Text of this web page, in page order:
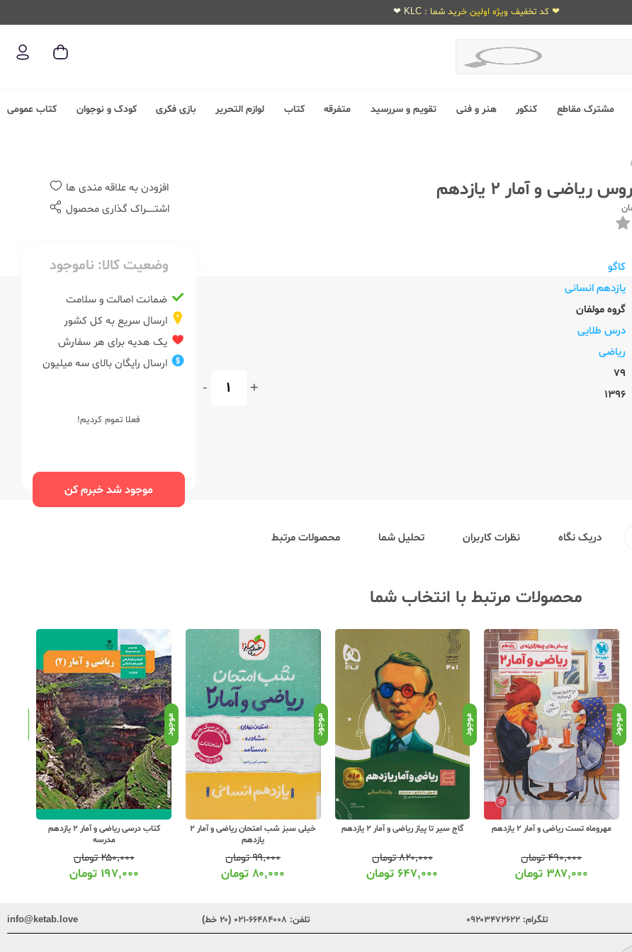
❤ کد تخفیف ویژه اولین خرید شما : KLC ❤
مشترک مقاطع کنکور هنر و فنی تقویم و سررسید متفرقه کتاب لوازم التحریر بازی فکری کودک و نوجوان کتاب عمومی
و آمار 2 یازدهم
کاگو
یازدهم انسانی
گروه مولفان
درس طلایی
ریاضی
79
1396
+
-
افزودن به علاقه مندی ها
اشتــــــراک گذاری محصول
وضعیت کالا: ناموجود
ضمانت اصالت و سلامت
ارسال سریع به کل کشور
یک هدیه برای هر سفارش
ارسال رایگان بالای سه میلیون
فعلا تموم کردیم!
موجود شد خبرم کن
دریک نگاه نظرات کاربران تحلیل شما محصولات مرتبط
محصولات مرتبط با انتخاب شما
موجود
مهروماه تست ریاضی و آمار 2 یازدهم
۴۹۰,۰۰۰تومان
۳۸۷,۰۰۰ تومان
موجود
گاج سیر تا پیاز ریاضی و آمار 2 یازدهم
۸۲۰,۰۰۰تومان
۶۴۷,۰۰۰تومان
موجود
خیلی سبز شب امتحان ریاضی و آمار 2
یازدهم
۹۹,۰۰۰تومان
۸۰,۰۰۰تومان
موجود
کتاب درسی ریاضی و آمار 2 یازدهم
مدرسه
۲۵۰,۰۰۰تومان
۱۹۷,۰۰۰ تومان
تلگرام: ۰۹۲۰۳۴۷۲۶۲۲ تلفن: ۶۶۴۸۴۰۰۸-۰۲۱ (۲۰ خط) info@ketab.love